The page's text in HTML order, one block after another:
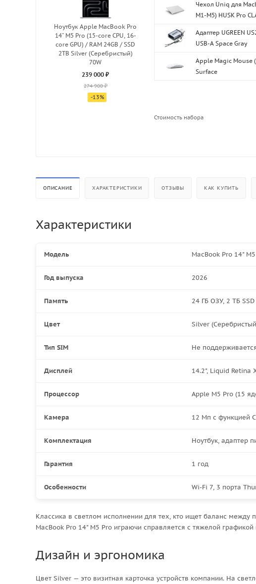
Ноутбук Apple MacBook Pro
14" M5 Pro (15-core CPU, 16-
core GPU) / RAM 24GB / SSD
2TB Silver (Серебристый)
70W
239 000 ₽
274 900 ₽
-13%
Чехол Uniq для
M1-M5) HUSK Pro
Адаптер UGREEN
USB-A Space Gray
Apple Magic Mouse
Surface
Стоимость набора
ОПИСАНИЕ ХАРАКТЕРИСТИКИ ОТЗЫВЫ КАК КУПИТЬ
Характеристики
Модель MacBook Pro 14"
Год выпуска 2026
Память 24 ГБ ОЗУ, 2 ТБ SSD
Цвет Silver
Тип SIM Не
Дисплей 14.2", Liquid Retina
Процессор Apple M5 Pro (15
Камера 12 Мп с функцией
Комплектация Ноутбук, адаптер
Гарантия 1 год
Особенности Wi-Fi 7, 3 порта
Классика в светлом исполнении для тех, кто ищет баланс
MacBook Pro 14" M5 Pro играючи справляется с тяжелой
Дизайн и эргономика
Цвет Silver — это визитная карточка устройств компании. На